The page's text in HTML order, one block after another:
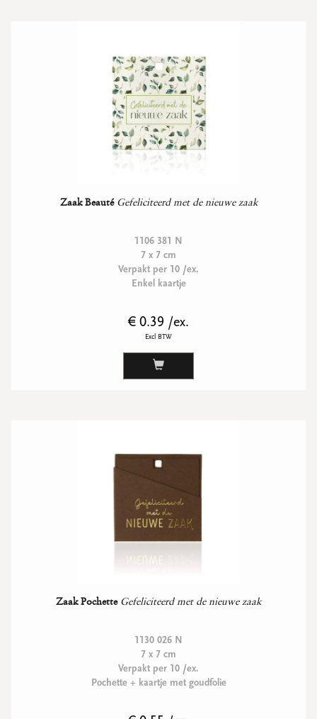
Zaak Beauté Gefeliciteerd met de nieuwe zaak
1106 381 N
7 x 7 cm
Verpakt per 10 /ex.
Enkel kaartje
€ 0.39 /ex.
Excl BTW
Zaak Pochette Gefeliciteerd met de nieuwe zaak
1130 026 N
7 x 7 cm
Verpakt per 10 /ex.
Pochette + kaartje met goudfolie